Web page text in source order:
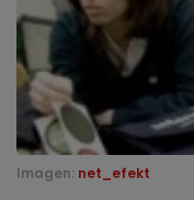
Imagen: net_efekt